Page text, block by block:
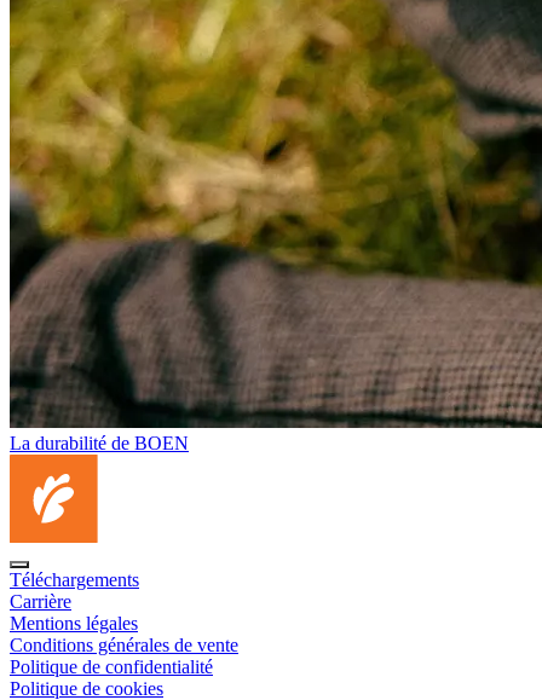
La durabilité de BOEN
Téléchargements
Carrière
Mentions légales
Conditions générales de vente
Politique de confidentialité
Politique de cookies